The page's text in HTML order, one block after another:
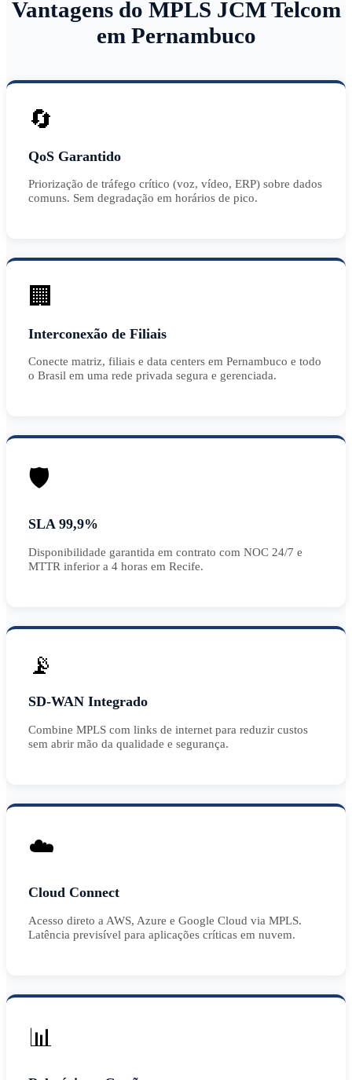
Vantagens do MPLS JCM Telcom
em Pernambuco
🔄
QoS Garantido
Priorização de tráfego crítico (voz, vídeo, ERP) sobre dados
comuns. Sem degradação em horários de pico.
🏢
Interconexão de Filiais
Conecte matriz, filiais e data centers em Pernambuco e todo
o Brasil em uma rede privada segura e gerenciada.
🛡️
SLA 99,9%
Disponibilidade garantida em contrato com NOC 24/7 e
MTTR inferior a 4 horas em Recife.
📡
SD-WAN Integrado
Combine MPLS com links de internet para reduzir custos
sem abrir mão da qualidade e segurança.
☁️
Cloud Connect
Acesso direto a AWS, Azure e Google Cloud via MPLS.
Latência previsível para aplicações críticas em nuvem.
📊